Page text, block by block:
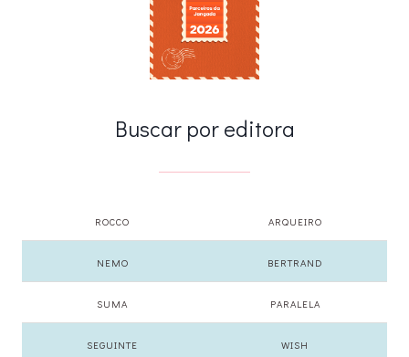
Buscar por editora
ROCCO ARQUEIRO
NEMO BERTRAND
SUMA PARALELA
SEGUINTE WISH